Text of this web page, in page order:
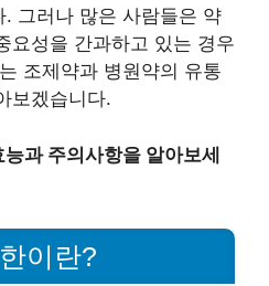
그러나 많은 사람들은 약
요성을 간과하고 있는 경우
조제약과 병원약의 유통
보겠습니다.
과 주의사항을 알아보세
이란?